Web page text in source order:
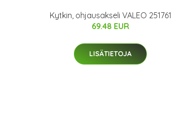
Kytkin, ohjausakseli VALEO 251761
69.48 EUR
LISÄTIETOJA